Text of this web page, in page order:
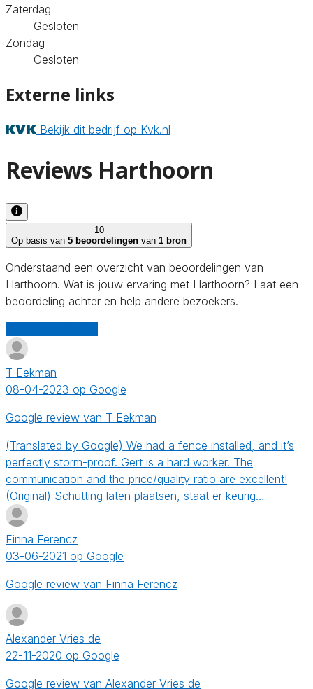
Zaterdag
Gesloten
Zondag
Gesloten
Externe links
Bekijk dit bedrijf op Kvk.nl
Reviews Harthoorn
10
Op basis van 5 beoordelingen van 1 bron
Onderstaand een overzicht van beoordelingen van
Harthoorn. Wat is jouw ervaring met Harthoorn? Laat een
beoordeling achter en help andere bezoekers.
T Eekman
08-04-2023 op Google
Google review van T Eekman
(Translated by Google) We had a fence installed, and it’s
perfectly storm-proof. Gert is a hard worker. The
communication and the price/quality ratio are excellent!
(Original) Schutting laten plaatsen, staat er keurig…
Finna Ferencz
03-06-2021 op Google
Google review van Finna Ferencz
Alexander Vries de
22-11-2020 op Google
Google review van Alexander Vries de